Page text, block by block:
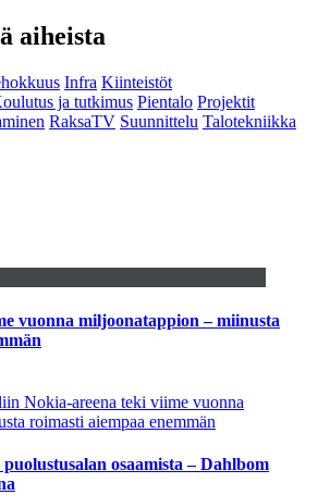
aiheista
Infra Kiinteistöt
ja tutkimus Pientalo Projektit
RaksaTV Suunnittelu Talotekniikka
vuonna miljoonatappion – miinusta
Nokia-areena teki viime vuonna
roimasti aiempaa enemmän
osaamista – Dahlbom